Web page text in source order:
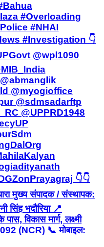
#Bahua
#Overloading
#NHAI
#Investigation 👇
@wpl1090
@myogioffice
@sdmsadarftp
@UPPRD1948
👇👇
मुख्य संपादक / संस्थापक:
सिंह भदौरिया 📍
विकास मार्ग, लक्ष्मी
(NCR) 📞 मोबाइल: